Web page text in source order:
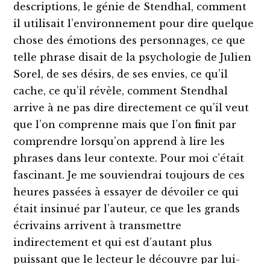
descriptions, le génie de Stendhal, comment
il utilisait l’environnement pour dire quelque
chose des émotions des personnages, ce que
telle phrase disait de la psychologie de Julien
Sorel, de ses désirs, de ses envies, ce qu’il
cache, ce qu’il révèle, comment Stendhal
arrive à ne pas dire directement ce qu’il veut
que l’on comprenne mais que l’on finit par
comprendre lorsqu’on apprend à lire les
phrases dans leur contexte. Pour moi c’était
fascinant. Je me souviendrai toujours de ces
heures passées à essayer de dévoiler ce qui
était insinué par l’auteur, ce que les grands
écrivains arrivent à transmettre
indirectement et qui est d’autant plus
puissant que le lecteur le découvre par lui-